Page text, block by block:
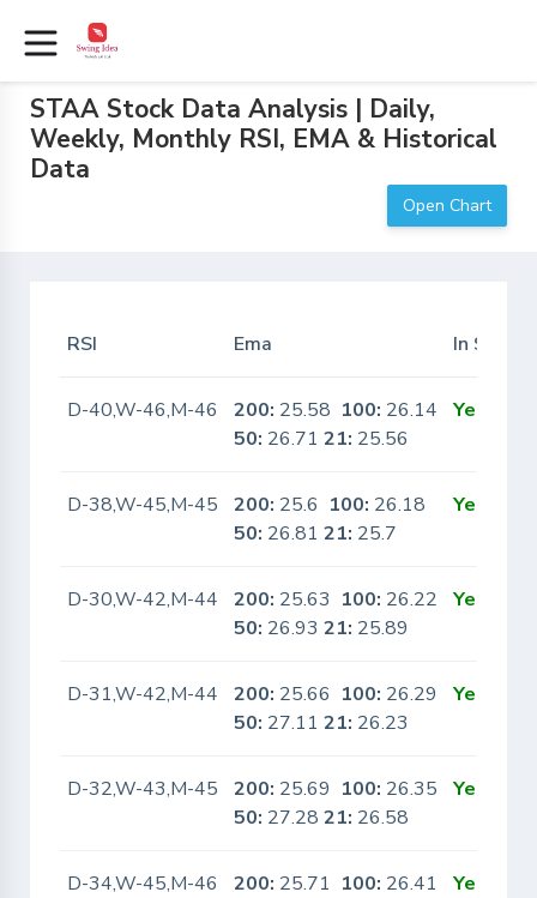
STAA Stock Data Analysis | Daily,
Weekly, Monthly RSI, EMA & Historical
Data
Open Chart
RSI Ema In
D-40,W-46,M-46 200: 25.58 100: 26.14
50: 26.7121: 25.56
Yes
D-38,W-45,M-45 200: 25.6 100: 26.18
50: 26.8121: 25.7
Yes
D-30,W-42,M-44 200: 25.63 100: 26.22
50: 26.9321: 25.89
Yes
D-31,W-42,M-44 200: 25.66 100: 26.29
50: 27.1121: 26.23
Yes
D-32,W-43,M-45 200: 25.69 100: 26.35
50: 27.2821: 26.58
Yes
D-34,W-45,M-46 200: 25.71 100: 26.41
Yes